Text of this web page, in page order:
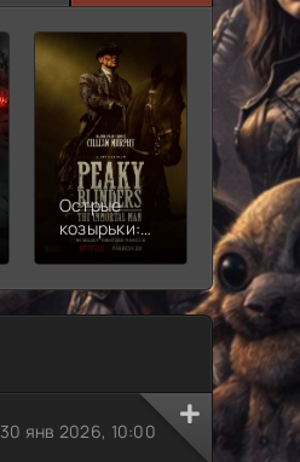
Острые
козырьки:
Бессмертный
7.187
2
30 янв 2026, 10:00